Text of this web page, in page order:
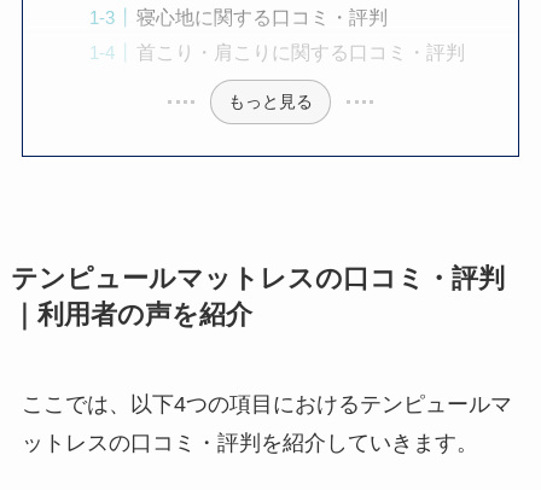
寝心地に関する口コミ・評判
首こり・肩こりに関する口コミ・評判
もっと見る
テンピュールマットレスの口コミ・評判
｜利用者の声を紹介
ここでは、以下4つの項目におけるテンピュールマ
ットレスの口コミ・評判を紹介していきます。